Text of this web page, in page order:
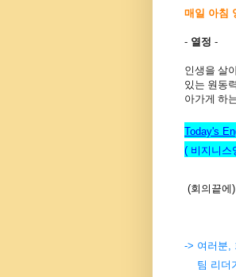
매일 아침
- 열정 -
인생을 살
있는 원동
아가게 하
Today's
( 비지니스
(회의끝에
Is
-> 여러분,
팀 리더